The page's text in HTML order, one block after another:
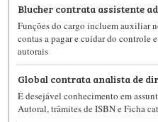
Blucher contrata assistente
Funções do cargo incluem auxiliar
contas a pagar e cuidar do controle
autorais
Global contrata analista de
É desejável conhecimento em
Autoral, trâmites de ISBN e Ficha